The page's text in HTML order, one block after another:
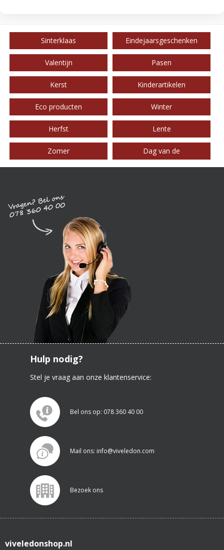
Sinterklaas Eindejaarsgeschenken
Valentijn Pasen
Kerst Kinderartikelen
Eco producten Winter
Herfst Lente
Zomer Dag van de
Hulp nodig?
Stel je vraag aan onze klantenservice:
Bel ons op: 078 360 40 00
Mail ons: info@viveledon.com
Bezoek ons
viveledonshop.nl